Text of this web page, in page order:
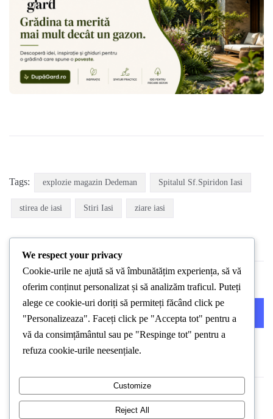
Tags: explozie magazin Dedeman Spitalul Sf.Spiridon Iasi
stirea de iasi Stiri Iasi ziare iasi
We respect your privacy
Cookie-urile ne ajută să vă îmbunătățim experiența, să vă
oferim conținut personalizat și să analizăm traficul. Puteți
alege ce cookie-uri doriți să permiteți făcând click pe
"Personalizeaza". Faceți click pe "Accepta tot" pentru a
vă da consimțământul sau pe "Respinge tot" pentru a
refuza cookie-urile neesențiale.
Customize
Reject All